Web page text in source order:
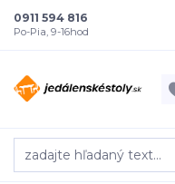
0911 594 816
Po-Pia, 9-16hod